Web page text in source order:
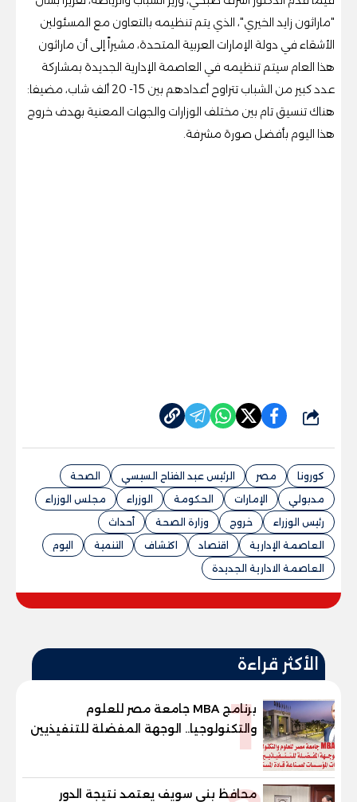
"ماراثون زايد الخيري"، الذي يتم تنظيمه بالتعاون مع المسئولين
الأشقاء في دولة الإمارات العربية المتحدة، مشيراً إلى أن ماراثون
هذا العام سيتم تنظيمه في العاصمة الإدارية الجديدة بمشاركة
عدد كبير من الشباب تتراوح أعدادهم بين 15- 20 ألف شاب، مضيفا:
هناك تنسيق تام بين مختلف الوزارات والجهات المعنية بهدف خروج
هذا اليوم بأفضل صورة مشرفة.
شارك
كورونا مصر الرئيس عبد الفتاح السيسي
الصحة
مدبولي
الإمارات الحكومة الوزراء
مجلس الوزراء
رئيس الوزراء
خروج وزارة الصحة
أحداث
العاصمة الإدارية
اقتصاد اكتشاف التنمية
اليوم
العاصمة الادارية الجديدة
الأكثر قراءة
1
برنامج MBA جامعة مصر للعلوم
والتكنولوجيا.. الوجهة المفضلة للتنفيذيين
وقيادات المؤسسات لصناعة قادة
محافظ بني سويف يعتمد نتيجة الدور